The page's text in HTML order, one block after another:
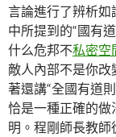
言論進行了辨析如
中所提到的“國有
什么危邦不私密空
敵人內部不是你改
著還講“全國有道
恰是一種正確的做
明。程剛師長教師